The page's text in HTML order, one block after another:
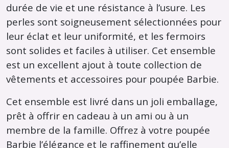
durée de vie et une résistance à l’usure. Les
perles sont soigneusement sélectionnées pour
leur éclat et leur uniformité, et les fermoirs
sont solides et faciles à utiliser. Cet ensemble
est un excellent ajout à toute collection de
vêtements et accessoires pour poupée Barbie.
Cet ensemble est livré dans un joli emballage,
prêt à offrir en cadeau à un ami ou à un
membre de la famille. Offrez à votre poupée
Barbie l’élégance et le raffinement qu’elle